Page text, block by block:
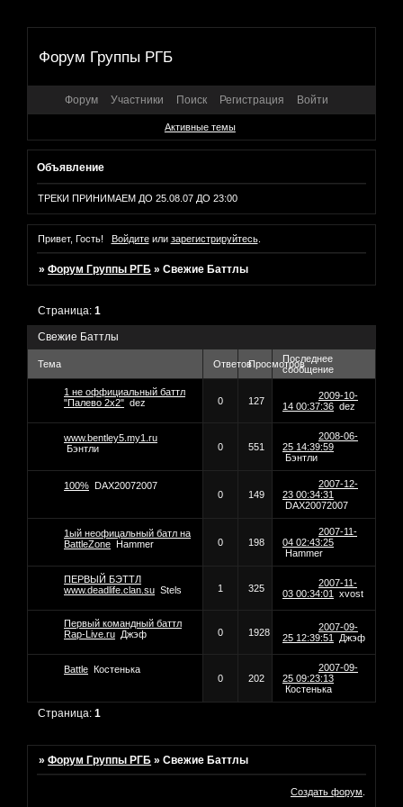
Форум Группы РГБ
Форум Участники Поиск Регистрация Войти
Активные темы
Объявление
ТРЕКИ ПРИНИМАЕМ ДО 25.08.07 ДО 23:00
Привет, Гость! Войдитеили зарегистрируйтесь.
»Форум Группы РГБ »Свежие Баттлы
Свежие Баттлы
Страница:1
Тема ОтветовПросмотровПоследнее
сообщение
1 не оффициальный баттл
"Палево 2х2" dez 0 127
2009-10-
14 00:37:36 dez
www.bentley5.my1.ru
Бэнтли
0 551
2008-06-
25 14:39:59
Бэнтли
100% DAX20072007
0
149
2007-12-
23 00:34:31
DAX20072007
1ый неофицальный батл на
BattleZone Hammer 0 198
2007-11-
04 02:43:25
Hammer
ПЕРВЫЙ БЭТТЛ
www.deadlife.clan.su Stels 1 325
2007-11-
03 00:34:01
xvost
Первый командный баттл
Rap-Live.ru Джэф 0 1928
2007-09-
25 12:39:51
Джэф
Battle Костенька
0
202
2007-09-
25 09:23:13
Костенька
Страница:1
»Форум Группы РГБ »Свежие Баттлы
Создать форум